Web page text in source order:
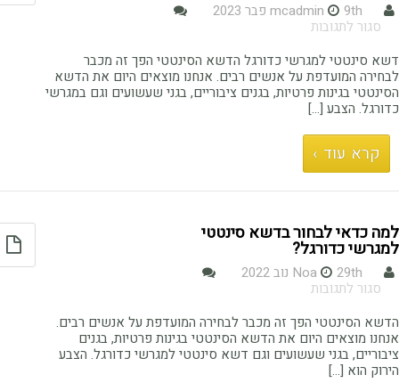
mcadmin
9th פבר 2023
סגור לתגובות
סינטטי
למגרשי
כדורגל
הבחירה
המועדפת
דשא סינטטי למגרשי כדורגל הדשא הסינטטי הפך זה מכבר
לבחירה המועדפת על אנשים רבים. אנחנו מוצאים היום את הדשא
הסינטטי בגינות פרטיות, בגנים ציבוריים, בגני שעשועים וגם במגרשי
כדורגל. הצבע […]
קרא עוד ›
למה כדאי לבחור בדשא סינטטי
למגרשי כדורגל?
Noa
29th נוב 2022
סגור לתגובות
כדאי
לבחור
בדשא
הדשא הסינטטי הפך זה מכבר לבחירה המועדפת על אנשים רבים.
אנחנו מוצאים היום את הדשא הסינטטי בגינות פרטיות, בגנים
ציבוריים, בגני שעשועים וגם דשא סינטטי למגרשי כדורגל. הצבע
הירוק הוא […]